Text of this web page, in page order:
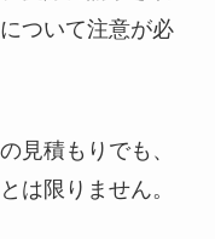
ついて注意が必
見積もりでも、
は限りません。